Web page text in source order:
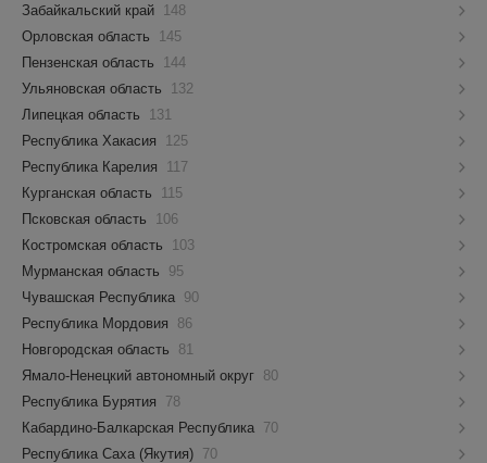
Забайкальский край
148
Орловская область
145
Пензенская область
144
Ульяновская область
132
Липецкая область
131
Республика Хакасия
125
Республика Карелия
117
Курганская область
115
Псковская область
106
Костромская область
103
Мурманская область
95
Чувашская Республика 90
Республика Мордовия
86
Новгородская область
81
Ямало-Ненецкий автономный округ 80
Республика Бурятия
78
Кабардино-Балкарская Республика 70
Республика Саха (Якутия) 70